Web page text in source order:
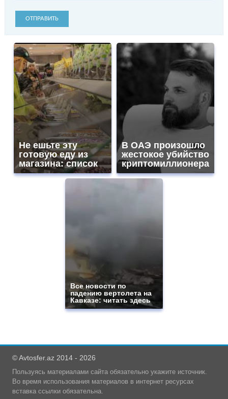
ОТПРАВИТЬ
Не ешьте эту
готовую еду из
магазина: список
В ОАЭ произошло
жестокое убийство
криптомиллионера
Все новости по
падению вертолета на
Кавказе: читать здесь
© Avtosfer.az 2014 - 2026
Пользуясь материалами сайта обязательно укажите источник.
Во время использования материалов в интернет ресурсах
вставка ссылки обязательна.